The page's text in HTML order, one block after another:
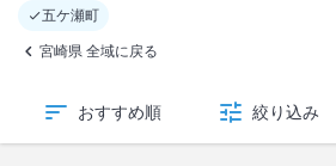
五ケ瀬町
宮崎県 全域に戻る
おすすめ順 絞り込み